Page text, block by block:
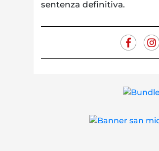
sentenza definitiva.